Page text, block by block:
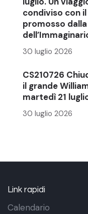
condiviso con
promosso
30 luglio 2026
CS210726
il grande
martedì 21
30 luglio 2026
Link rapidi
Calendario